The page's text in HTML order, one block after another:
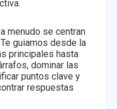
menudo se centran
guiamos desde la
principales hasta
dominar las
puntos clave y
respuestas